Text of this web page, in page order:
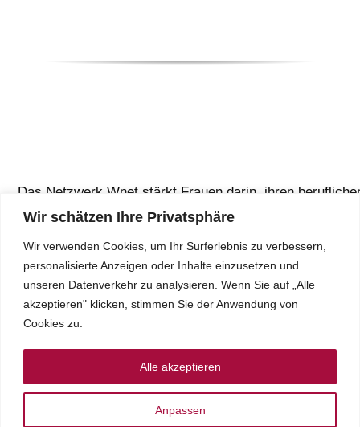
Wir schätzen Ihre Privatsphäre
Wir verwenden Cookies, um Ihr Surferlebnis zu verbessern,
personalisierte Anzeigen oder Inhalte einzusetzen und
unseren Datenverkehr zu analysieren. Wenn Sie auf „Alle
akzeptieren" klicken, stimmen Sie der Anwendung von
Cookies zu.
Anpassen
Alle akzeptieren
Das Netzwerk Wnet stärkt Frauen darin, ihren
Weg zu gehen und engagiert sich für faire Chancen im
Berufsleben.
Über wnet
Rechtliche